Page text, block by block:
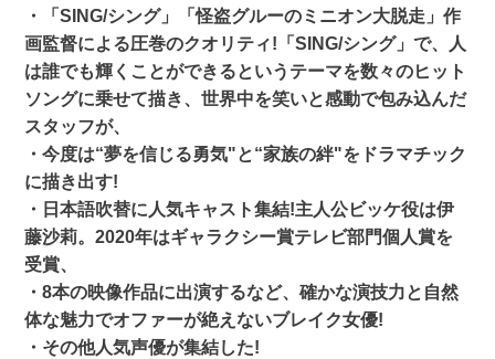
・「SING/シング」「怪盗グルーのミニオン大脱走」作
画監督による圧巻のクオリティ!「SING/シング」で、人
は誰でも輝くことができるというテーマを数々のヒット
ソングに乗せて描き、世界中を笑いと感動で包み込んだ
スタッフが、
・今度は“夢を信じる勇気"と“家族の絆"をドラマチック
に描き出す!
・日本語吹替に人気キャスト集結!主人公ビッケ役は伊
藤沙莉。2020年はギャラクシー賞テレビ部門個人賞を
受賞、
・8本の映像作品に出演するなど、確かな演技力と自然
体な魅力でオファーが絶えないブレイク女優!
・その他人気声優が集結した!